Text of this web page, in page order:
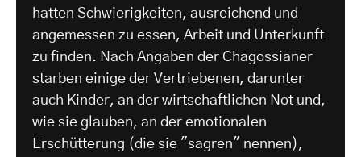
hatten Schwierigkeiten, ausreichend und
angemessen zu essen, Arbeit und Unterkunft
zu finden. Nach Angaben der Chagossianer
starben einige der Vertriebenen, darunter
auch Kinder, an der wirtschaftlichen Not und,
wie sie glauben, an der emotionalen
Erschütterung (die sie "sagren" nennen),